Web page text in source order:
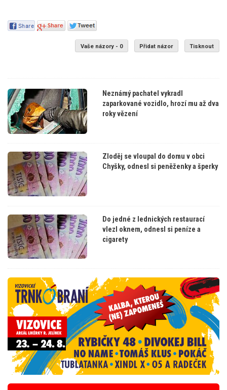
Vaše názory - 0 Přidat názor Tisknout
Neznámý pachatel vykradl
zaparkované vozidlo, hrozí mu až dva
roky vězení
Zloděj se vloupal do domu v obci
Chyšky, odnesl si peněženky a šperky
Do jedné z lednických restaurací
vlezl oknem, odnesl si peníze a
cigarety